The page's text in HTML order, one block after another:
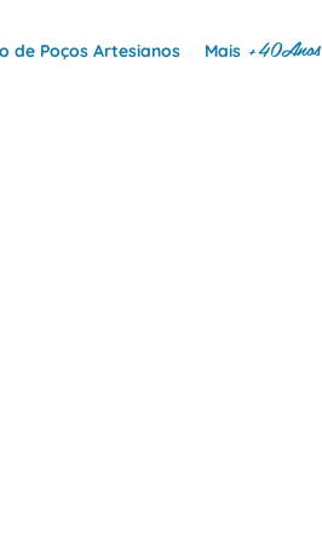
de Poços Artesianos Mais +40Anos